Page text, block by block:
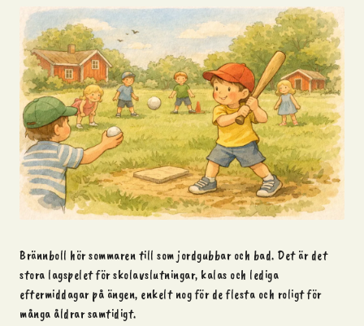
Brännboll hör sommaren till som jordgubbar och bad. Det är det
stora lagspelet för skolavslutningar, kalas och lediga
eftermiddagar på ängen, enkelt nog för de flesta och roligt för
många åldrar samtidigt.